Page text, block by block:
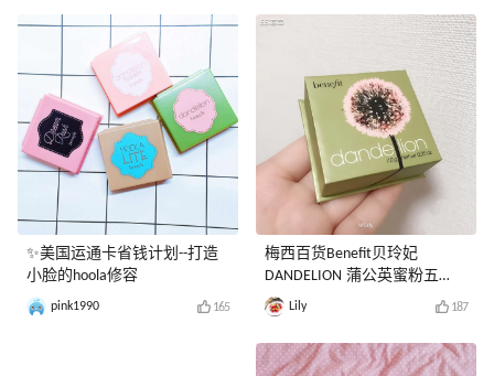
✨美国运通卡省钱计划--打造
小脸的hoola修容
pink1990 165
梅西百货Benefit贝玲妃
DANDELION 蒲公英蜜粉五
折，速收
Lily 187